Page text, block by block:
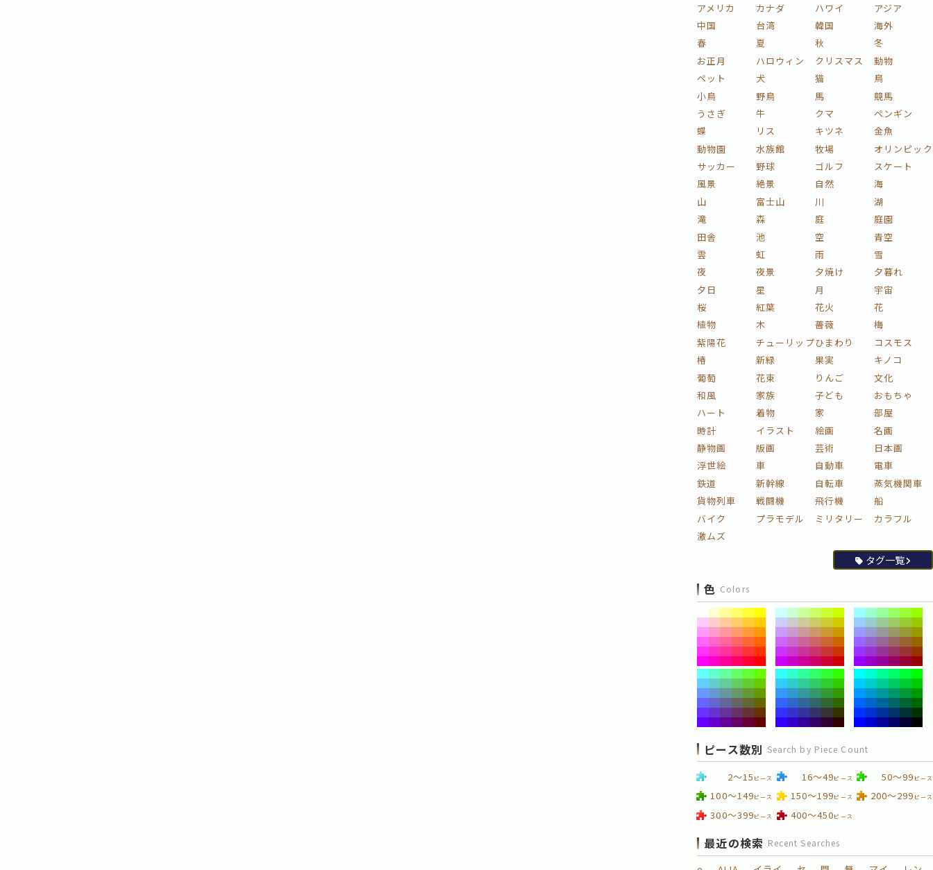
アメリカ
カナダ ハワイ
アジア
中国
台湾 韓国
海外
春
夏 秋
冬
お正月
ハロウィン クリスマス
動物
ペット
犬 猫
鳥
小鳥
野鳥 馬
競馬
うさぎ
牛 クマ
ペンギン
蝶
リス キツネ
金魚
動物園
水族館 牧場
オリンピック
サッカー
野球 ゴルフ
スケート
風景
絶景 自然
海
山
富士山 川
湖
滝
森 庭
庭園
田舎
池 空
青空
雲
虹 雨
雪
夜
夜景 夕焼け
夕暮れ
夕日
星 月
宇宙
桜
紅葉 花火
花
植物
木 薔薇
梅
紫陽花
チューリップひまわり
コスモス
椿
新緑 果実
キノコ
葡萄
花束 りんご
文化
和風
家族 子ども
おもちゃ
ハート
着物 家
部屋
時計
イラスト 絵画
名画
静物画
版画 芸術
日本画
浮世絵
車 自動車
電車
鉄道
新幹線 自転車
蒸気機関車
貨物列車
戦闘機 飛行機
船
バイク
プラモデル ミリタリー
カラフル
激ムズ
タグ一覧
色 Colors
ピース数別 Search by Piece Count
2～15 ピース 16～49ピース 50～99 ピース
100～149ピース 150～199ピース 200～299 ピース
300～399ピース 400～450ピース
最近の検索 Recent Searches